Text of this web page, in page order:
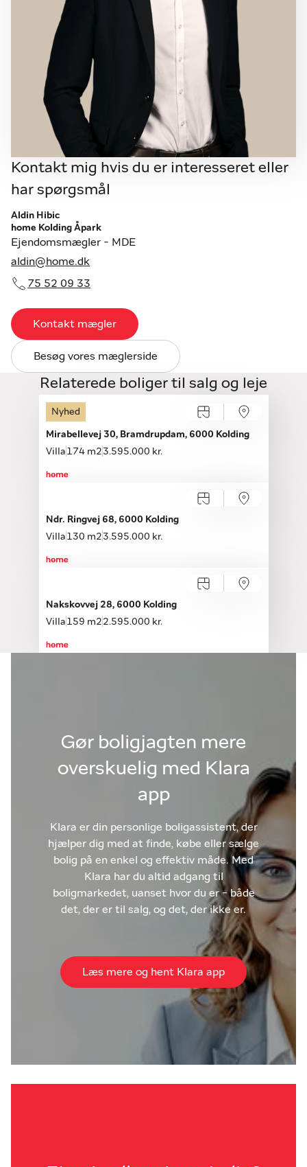
Kontakt mig hvis du er interesseret eller
har spørgsmål
Aldin Hibic
home Kolding Åpark
Ejendomsmægler - MDE
aldin@home.dk
75 52 09 33
Kontakt mægler
Besøg vores mæglerside
Relaterede boliger til salg og leje
Nyhed
Mirabellevej 30, Bramdrupdam, 6000 Kolding
Villa 174 m2 3.595.000 kr.
Ndr. Ringvej 68, 6000 Kolding
Villa 130 m2 3.595.000 kr.
Nakskovvej 28, 6000 Kolding
Villa 159 m2 2.595.000 kr.
Gør boligjagten mere
overskuelig med Klara
app
Klara er din personlige boligassistent, der
hjælper dig med at finde, købe eller sælge
bolig på en enkel og effektiv måde. Med
Klara har du altid adgang til
boligmarkedet, uanset hvor du er - både
det, der er til salg, og det, der ikke er.
Læs mere og hent Klara app